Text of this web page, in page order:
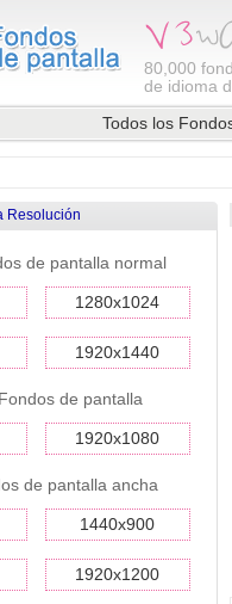
80,000
de idioma
Todos los
Resolución
de pantalla normal
1280x1024
1920x1440
de pantalla
1920x1080
de pantalla ancha
1440x900
1920x1200